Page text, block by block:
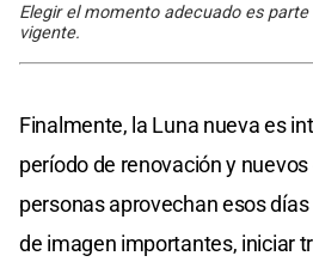
Elegir el momento adecuado es
vigente.
Finalmente, la Luna nueva es
período de renovación y
personas aprovechan esos
de imagen importantes, iniciar